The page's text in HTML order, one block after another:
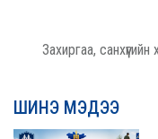
Захиргаа,
ШИНЭ МЭДЭЭ